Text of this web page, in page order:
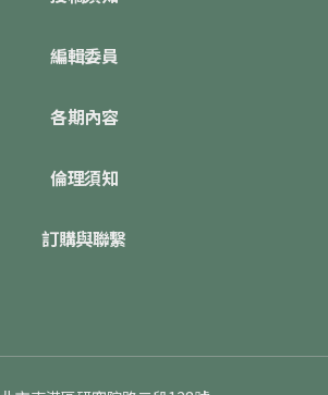
編輯委員
各期內容
倫理須知
訂購與聯繫